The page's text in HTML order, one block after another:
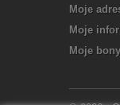
Moje
Moje
Moje bony